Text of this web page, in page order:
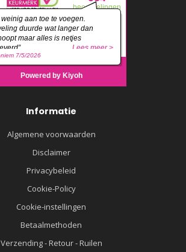
Informatie
Algemene voorwaarden
Disclaimer
Privacybeleid
Cookie-Policy
Cookie-instellingen
Betaalmethoden
Verzending - Retour - Ruilen